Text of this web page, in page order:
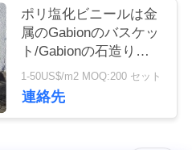
ポリ塩化ビニールは金
属のGabionのバスケッ
ト/Gabionの石造りの
おりの長い寿命に塗り
ました
1-50US$/m2 MOQ:200 セット
連絡先